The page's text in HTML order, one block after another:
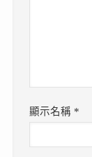
顯示名稱 *